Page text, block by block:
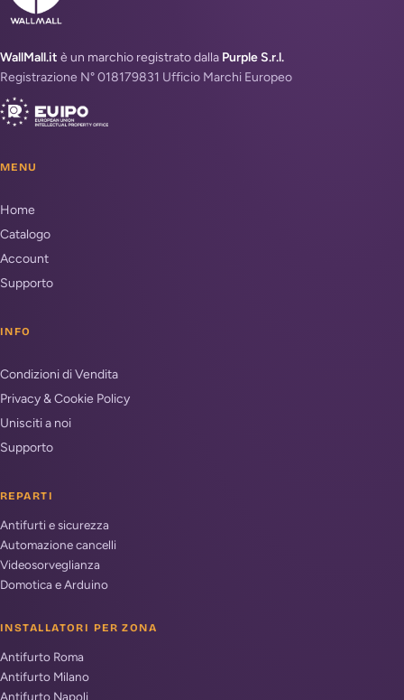
WallMall.it è un marchio registrato dalla Purple S.r.l.
Registrazione N° 018179831 Ufficio Marchi Europeo
MENU
Home
Catalogo
Account
Supporto
INFO
Condizioni di Vendita
Privacy & Cookie Policy
Unisciti a noi
Supporto
REPARTI
Antifurti e sicurezza
Automazione cancelli
Videosorveglianza
Domotica e Arduino
INSTALLATORI PER ZONA
Antifurto Roma
Antifurto Milano
Antifurto Napoli